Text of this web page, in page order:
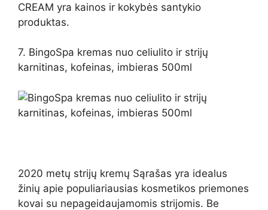
CREAM yra kainos ir kokybės santykio
produktas.
7. BingoSpa kremas nuo celiulito ir strijų
karnitinas, kofeinas, imbieras 500ml
2020 metų strijų kremų Sąrašas yra idealus
žinių apie populiariausias kosmetikos priemones
kovai su nepageidaujamomis strijomis. Be